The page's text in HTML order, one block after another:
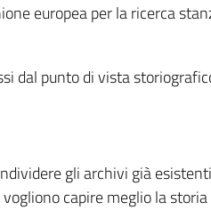
europea per la ricerca
dal punto di vista
gli archivi già
capire meglio la